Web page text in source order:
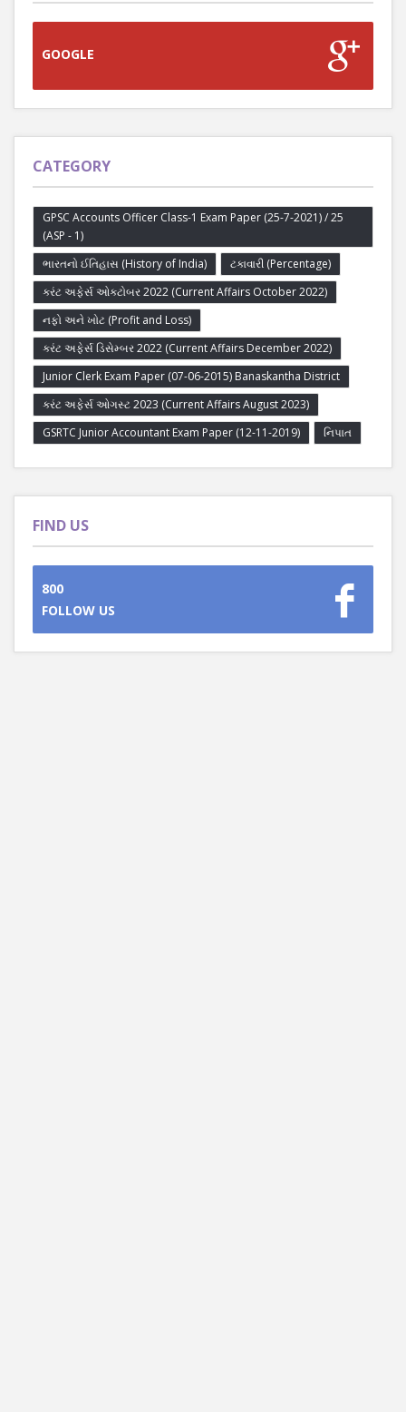
GOOGLE
CATEGORY
GPSC Accounts Officer Class-1 Exam Paper (25-7-2021) / 25
(ASP - 1)
ભારતનો ઈતિહાસ (History of India)
ટકાવારી (Percentage)
કરંટ અફેર્સ ઓક્ટોબર 2022 (Current Affairs October 2022)
નફો અને ખોટ (Profit and Loss)
કરંટ અફેર્સ ડિસેમ્બર 2022 (Current Affairs December 2022)
Junior Clerk Exam Paper (07-06-2015) Banaskantha District
કરંટ અફેર્સ ઓગસ્ટ 2023 (Current Affairs August 2023)
GSRTC Junior Accountant Exam Paper (12-11-2019)
નિપાત
FIND US
800
FOLLOW US